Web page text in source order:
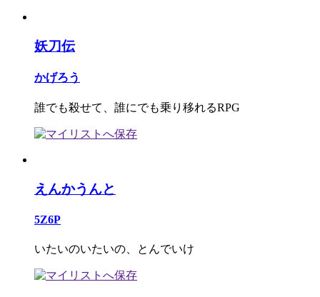
妖刀伝
かげろう
誰でも殺せて、誰にでも乗り移れるRPG
えんかうんと
5Z6P
いたいのいたいの、とんでいけ